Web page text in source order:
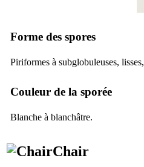
Forme des spores
Piriformes à subglobuleuses, lisses,
Couleur de la sporée
Blanche à blanchâtre.
Chair